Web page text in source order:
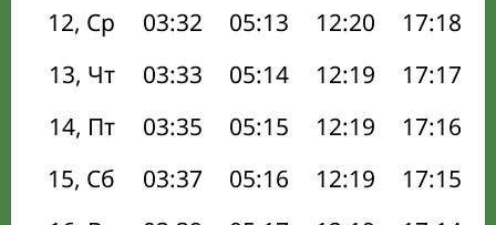
12, Ср
03:32 05:13 12:20 17:18
13, Чт
03:33 05:14 12:19 17:17
14, Пт
03:35 05:15 12:19 17:16
15, Сб
03:37 05:16 12:19 17:15